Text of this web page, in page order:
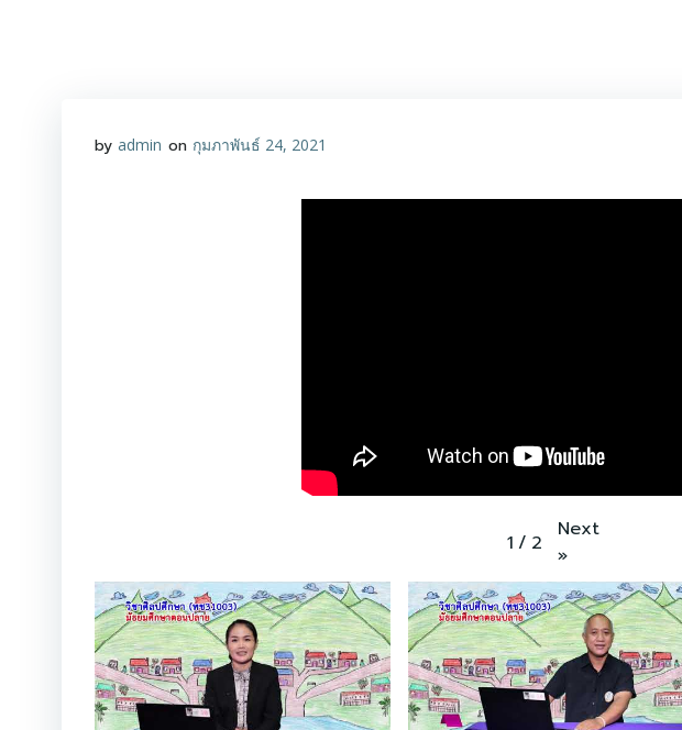
by admin on กุมภาพันธ์ 24, 2021
1 / 2
Next
»